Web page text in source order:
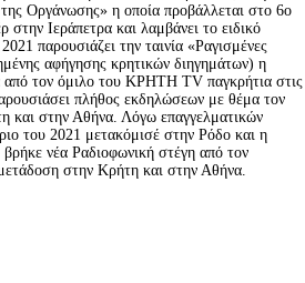
Οργάνωσης» η οποία προβάλλεται στο 6ο
στην Ιεράπετρα και λαμβάνει το ειδικό
παρουσιάζει την ταινία «Ραγισμένες
αφήγησης κρητικών διηγημάτων) η
από τον όμιλο του ΚΡΗΤΗ TV παγκρήτια στις
πλήθος εκδηλώσεων με θέμα τον
και στην Αθήνα. Λόγω επαγγελματικών
του 2021 μετακόμισέ στην Ρόδο και η
νέα Ραδιοφωνική στέγη από τον
στην Κρήτη και στην Αθήνα.